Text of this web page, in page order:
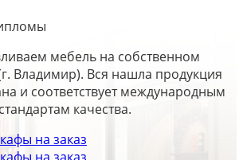
мебель на собственном
Владимир). Вся нашла продукция
и соответствует международным
стандартам качества.